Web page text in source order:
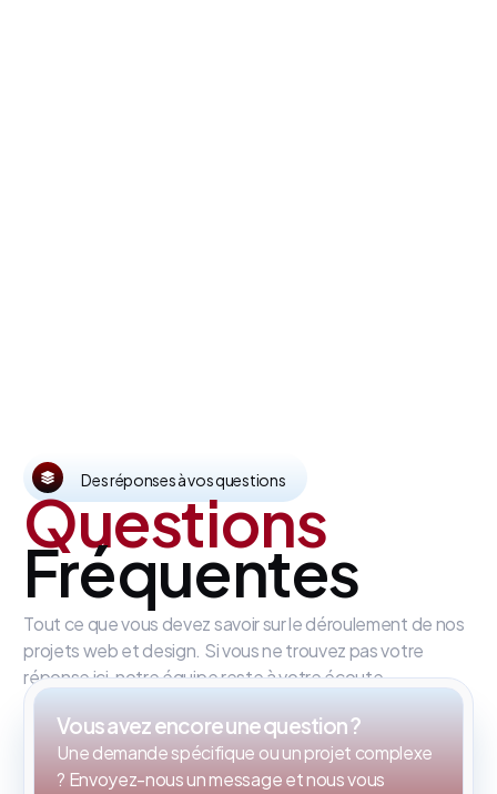
Des réponses à vos questions
Questions
Fréquentes
Tout ce que vous devez savoir sur le déroulement de nos
projets web et design. Si vous ne trouvez pas votre
réponse ici, notre équipe reste à votre écoute.
Vous avez encore une question ?
Une demande spécifique ou un projet complexe
? Envoyez-nous un message et nous vous